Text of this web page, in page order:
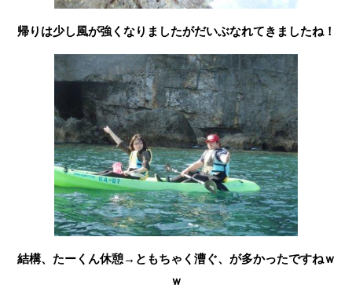
帰りは少し風が強くなりましたがだいぶなれてきましたね！
結構、たーくん休憩→ともちゃく漕ぐ、が多かったですねｗ
ｗ